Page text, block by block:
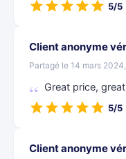
5/5
Client anonyme
Partagé le 14 mars
Great price,
5/5
Client anonyme